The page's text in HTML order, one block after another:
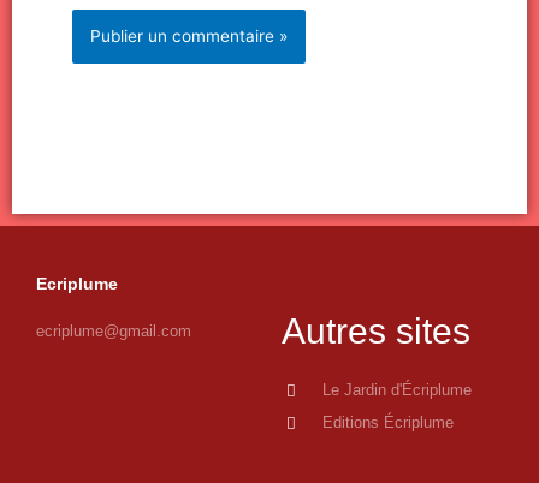
Ecriplume
ecriplume@gmail.com Autres sites
Le Jardin d'Écriplume
Editions Écriplume